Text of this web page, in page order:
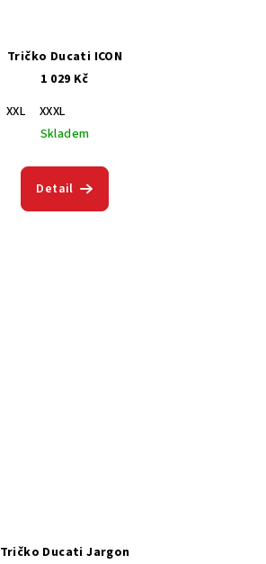
Tričko Ducati ICON
1 029 Kč
XXL
XXXL
Skladem
Detail
Tričko Ducati Jargon